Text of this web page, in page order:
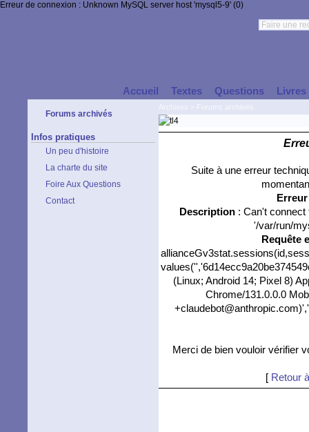
Erreur de connexion : Unknown MySQL server host 'mysql5-9' (0)
Accueil Textes Questions Livres
Forums archivés
Infos pratiques
Un peu d'histoire
La charte du site
Foire Aux Questions
Contact
Suite à une erreur
Description: Can't connect
'/var/run/
Requête
(Linux; Android 14; Pixel 8)
Chrome/131.0.0.0
Merci de bien vouloir vérifier
[ Retour